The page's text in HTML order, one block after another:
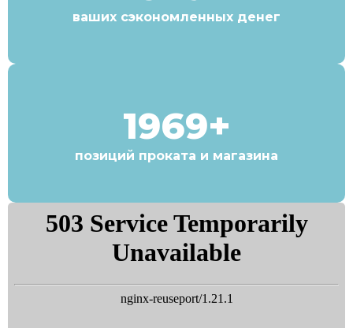
ваших сэкономленных денег
1969+
позиций проката и магазина